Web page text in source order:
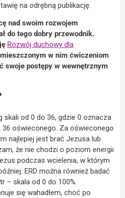
na odrębną publikację.
nad swoim rozwojem
do tego dobry przewodnik.
Rozwój duchowy dla
w nim ćwiczeniom
swoje postępy w wewnętrznym
skali od 0 do 36, gdzie 0 oznacza
oświeconego. Za oświeconego
najlepiej jest brać Jezusa lub
że nie chodzi o poziom energii
podczas wcielenia, w którym
ERD można również badać
– skala od 0 do 100%.
się wahadłem, choć po